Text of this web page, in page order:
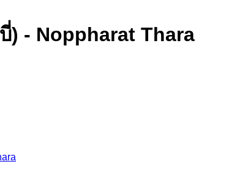
) - Noppharat Thara